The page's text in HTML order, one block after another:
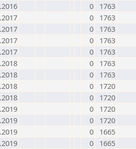
0
1763
0
1763
0
1763
0
1763
0
1763
0
1763
0
1763
0
1720
0
1720
0
1720
0
1720
0
1665
0
1665